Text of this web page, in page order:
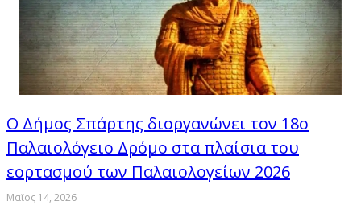
Ο Δήμος Σπάρτης διοργανώνει τον 18ο
Παλαιολόγειο Δρόμο στα πλαίσια του
εορτασμού των Παλαιολογείων 2026
Μαϊος 14, 2026